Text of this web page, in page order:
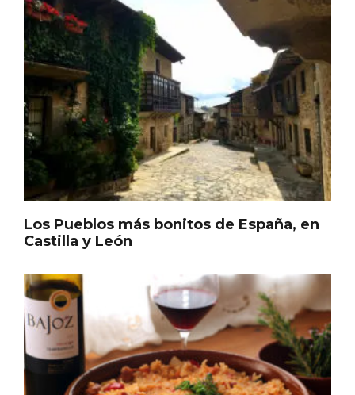
Los Pueblos más bonitos de España, en
Castilla y León
Inauguración del Árbol de Navidad a
ganchillo de Moradillo de Roa